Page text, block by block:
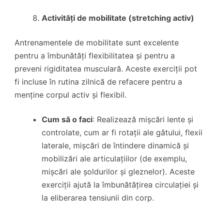
Activități de mobilitate (stretching activ)
Antrenamentele de mobilitate sunt excelente
pentru a îmbunătăți flexibilitatea și pentru a
preveni rigiditatea musculară. Aceste exerciții pot
fi incluse în rutina zilnică de refacere pentru a
menține corpul activ și flexibil.
Cum să o faci: Realizează mișcări lente și
controlate, cum ar fi rotații ale gâtului, flexii
laterale, mișcări de întindere dinamică și
mobilizări ale articulațiilor (de exemplu,
mișcări ale șoldurilor și gleznelor). Aceste
exerciții ajută la îmbunătățirea circulației și
la eliberarea tensiunii din corp.